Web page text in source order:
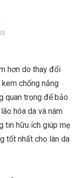
hơn do thay đổi
chống nắng
quan trọng để bảo
hóa da và nám
tin hữu ích giúp mẹ
tốt nhất cho làn da